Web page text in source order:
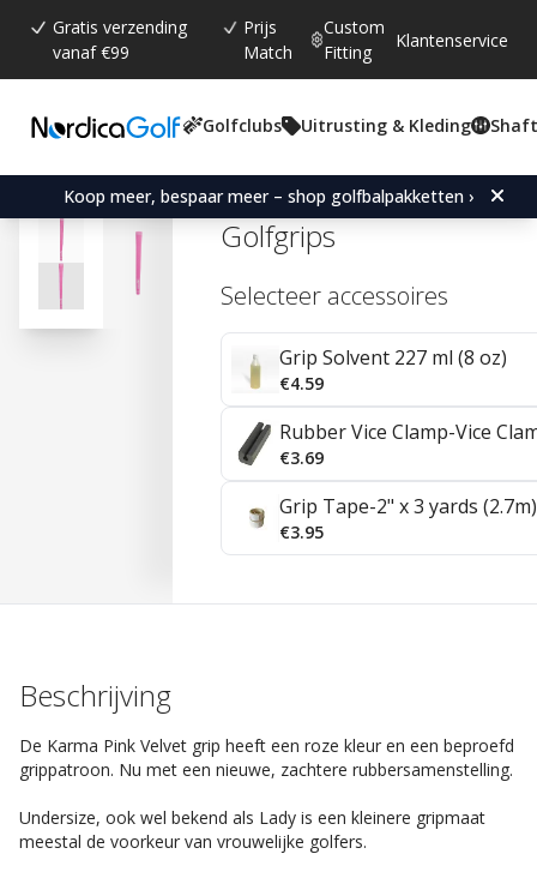
Gratis verzending
vanaf €99
Prijs
Match
Custom
Fitting
Klantenservice
Golfclubs Uitrusting & Kleding
Koop meer, bespaar meer – shop golfbalpakketten ›
Gemiddelde beoordeling:
4.8 (aantal stemmen:
23)
Karma Pink Velvet
Golfgrips
Selecteer accessoires
Grip Solvent 227 ml (8 oz)
€4.59
Rubber Vice Clamp-Vice
€3.69
Grip Tape-2" x 3 yards (2.7m)
€3.95
Beschrijving
De Karma Pink Velvet grip heeft een roze kleur en een beproefd
grippatroon. Nu met een nieuwe, zachtere rubbersamenstelling.
Undersize, ook wel bekend als Lady is een kleinere gripmaat
meestal de voorkeur van vrouwelijke golfers.